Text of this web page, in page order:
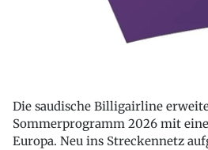
Die saudische Billigairline
Sommerprogramm 2026 mit
Europa. Neu ins Streckennetz